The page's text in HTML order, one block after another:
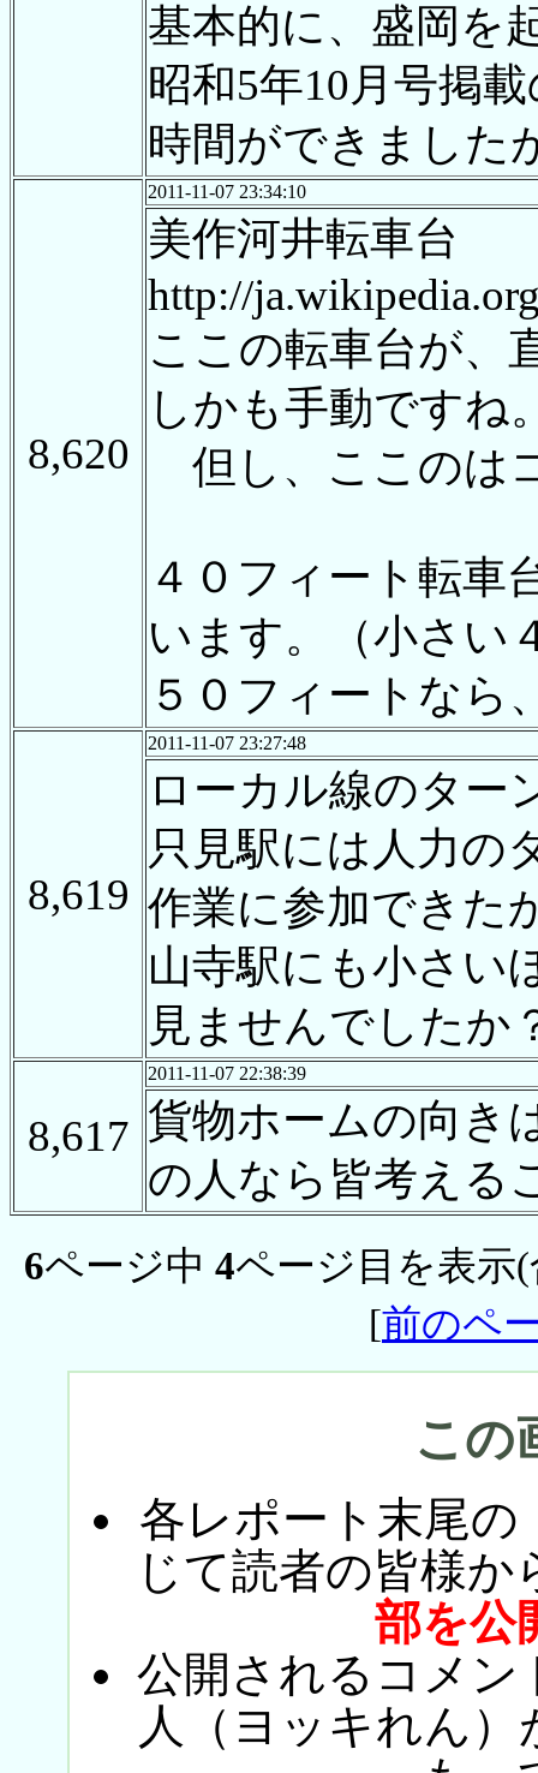
基本的に、盛岡を
昭和5年10月号掲
時間ができました
8,620
2011-11-07 23:34:10
美作河井転車台
http://
ここの転車台が、
しかも手動ですね
但し、ここのは
４０フィート転
います。（小さい
５０フィートな
8,619
2011-11-07 23:27:48
ローカル線のター
只見駅には人力の
作業に参加できた
山寺駅にも小さい
見ませんでしたか
8,617
2011-11-07 22:38:39
貨物ホームの向き
の人なら皆考える
6ページ中 4ページ目を表示
[前のペ
この
各レポート末尾の
じて読者の皆様か
部を公
公開されるコメン
人（ヨッキれん